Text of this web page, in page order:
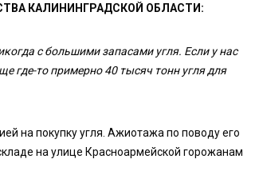
КАЛИНИНГРАДСКОЙ ОБЛАСТИ:
с большими запасами угля. Если у нас
где-то примерно 40 тысяч тонн угля для
на покупку угля. Ажиотажа по поводу его
на улице Красноармейской горожанам